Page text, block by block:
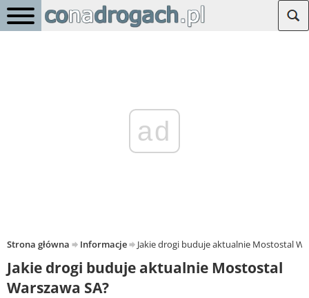
ad
Strona główna Informacje Jakie drogi buduje aktualnie Mostostal
Jakie drogi buduje aktualnie Mostostal
Warszawa SA?